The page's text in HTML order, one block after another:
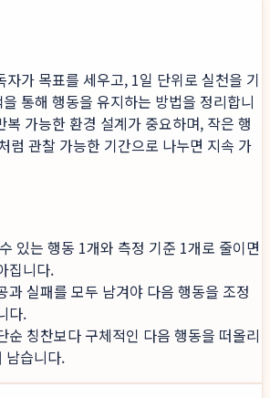
자가 목표를 세우고, 1일 단위로 실천을 기
통해 행동을 유지하는 방법을 정리합니
복 가능한 환경 설계가 중요하며, 작은 행
럼 관찰 가능한 기간으로 나누면 지속 가
있는 행동 1개와 측정 기준 1개로 줄이면
집니다.
과 실패를 모두 남겨야 다음 행동을 조정
다.
순 칭찬보다 구체적인 다음 행동을 떠올리
남습니다.